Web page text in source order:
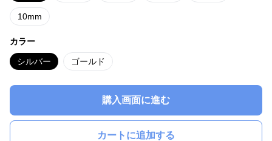
10mm
カラー
シルバー ゴールド
購入画面に進む
カートに追加する